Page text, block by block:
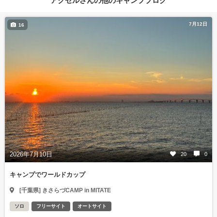
7月12日
2026年7月10日 20 0
16
キャンプでワールドカップ
[千葉県] きさらづCAMP in MITATE
ソロ フリーサイト オートサイト